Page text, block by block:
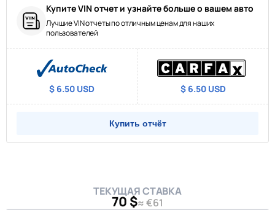
Купите VIN отчет и узнайте больше о вашем авто
Лучшие VIN отчеты по отличным ценам для наших
пользователей
$ 6.50 USD $ 6.50 USD
Купить отчёт
ТЕКУЩАЯ СТАВКА
70 $≈ €61